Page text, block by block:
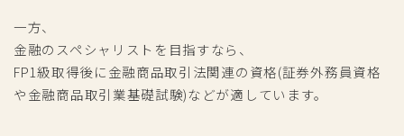
一方、
金融のスペシャリストを目指すなら、
FP1級取得後に金融商品取引法関連の資格(証券外務員資格
や金融商品取引業基礎試験)などが適しています。